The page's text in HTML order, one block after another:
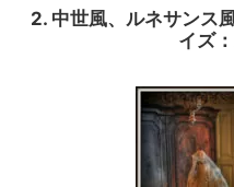
2. 中世風、ルネサンス
イズ